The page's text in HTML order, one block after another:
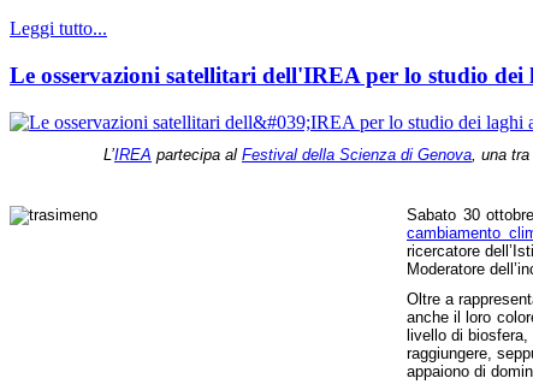
Leggi tutto...
Le osservazioni satellitari dell'IREA per lo studio dei
L’IREA partecipa al Festival della Scienza di Genova , una
Sabato 30
cambiamento
ricercatore
Moderatore
Oltre a
anche il loro
livello di
raggiungere,
appaiono di